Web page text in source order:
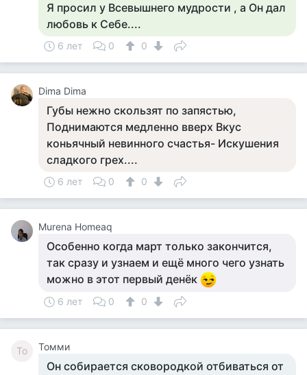
Я просил у Всевышнего мудрости , а Он дал
любовь к Себе....
6 лет 0 0
Dima Dima
Губы нежно скользят по запястью,
Поднимаются медленно вверх Вкус
коньячный невинного счастья- Искушения
сладкого грех....
6 лет 0 0
Murena Homeaq
Особенно когда март только закончится,
так сразу и узнаем и ещё много чего узнать
можно в этот первый денёк
6 лет 0 0
То Томми
Он собирается сковородкой отбиваться от